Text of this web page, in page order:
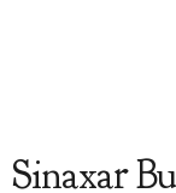
Sinaxar